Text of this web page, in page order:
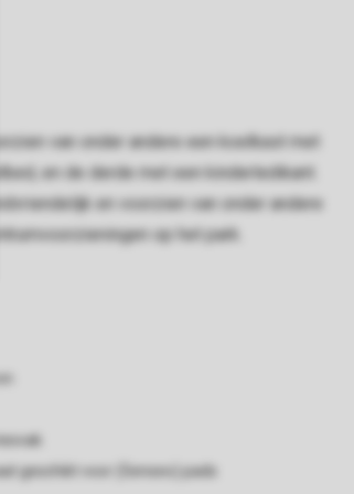
van onder andere een koelkast met
en de derde met een kinderledikant.
en voorzien van onder andere
op het park.
geschikt voor (Senseo) pads